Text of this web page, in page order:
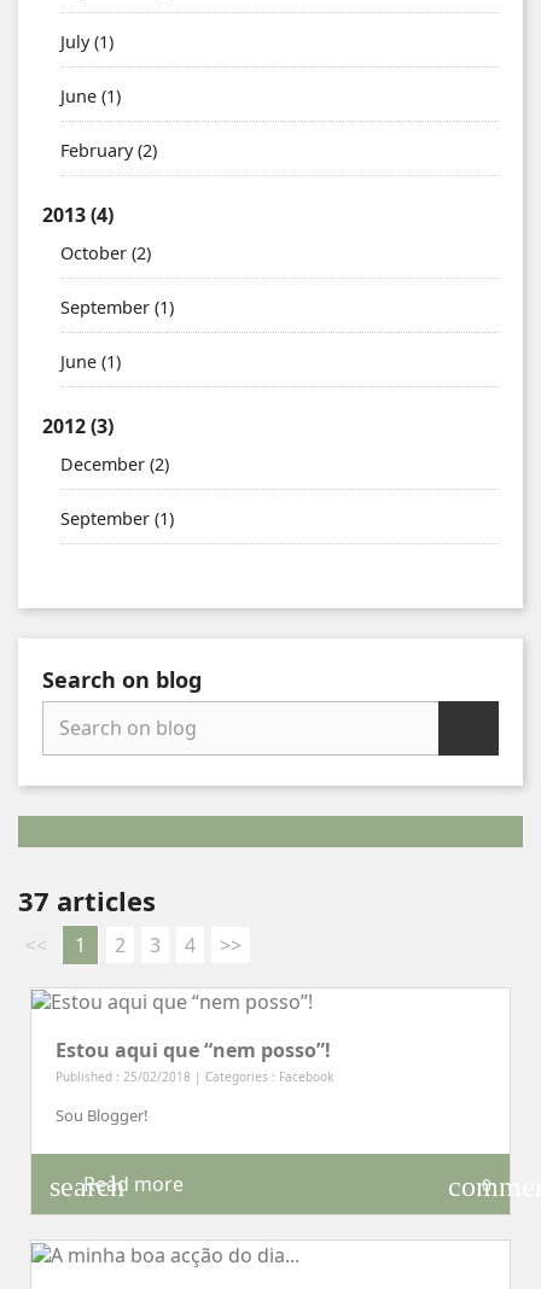
July(1)
June (1)
February(2)
2013(4)
October (2)
September (1)
June (1)
2012(3)
December (2)
September (1)
Search on blog
37 articles
<< 1 2 3 4 >>
Estou aqui que “nem posso”!
Published : 25/02/2018 | Categories : Facebook
Sou Blogger!
search
Read more 0